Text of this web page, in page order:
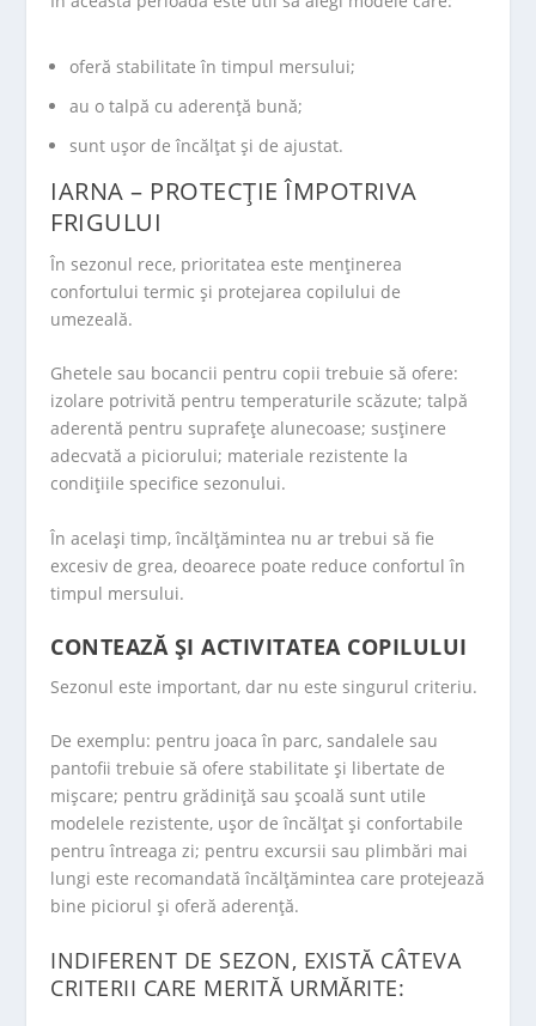
oferă stabilitate în timpul mersului;
au o talpă cu aderență bună;
sunt ușor de încălțat și de ajustat.
IARNA – PROTECȚIE ÎMPOTRIVA
FRIGULUI
În sezonul rece, prioritatea este menținerea
confortului termic și protejarea copilului de
umezeală.
Ghetele sau bocancii pentru copii trebuie să ofere:
izolare potrivită pentru temperaturile scăzute; talpă
aderentă pentru suprafețe alunecoase; susținere
adecvată a piciorului; materiale rezistente la
condițiile specifice sezonului.
În același timp, încălțămintea nu ar trebui să fie
excesiv de grea, deoarece poate reduce confortul în
timpul mersului.
CONTEAZĂ ȘI ACTIVITATEA COPILULUI
Sezonul este important, dar nu este singurul criteriu.
De exemplu: pentru joaca în parc, sandalele sau
pantofii trebuie să ofere stabilitate și libertate de
mișcare; pentru grădiniță sau școală sunt utile
modelele rezistente, ușor de încălțat și confortabile
pentru întreaga zi; pentru excursii sau plimbări mai
lungi este recomandată încălțămintea care protejează
bine piciorul și oferă aderență.
INDIFERENT DE SEZON, EXISTĂ CÂTEVA
CRITERII CARE MERITĂ URMĂRITE: